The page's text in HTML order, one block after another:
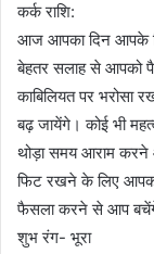
कर्क राशि:
आज आपका दिन आपके
बेहतर सलाह से आपको
काबिलियत पर
बढ़ जायेंगे। कोई भी
थोड़ा समय आराम करने
फिट रखने के लिए आपको
फैसला करने से आप
शुभ रंग- भूरा